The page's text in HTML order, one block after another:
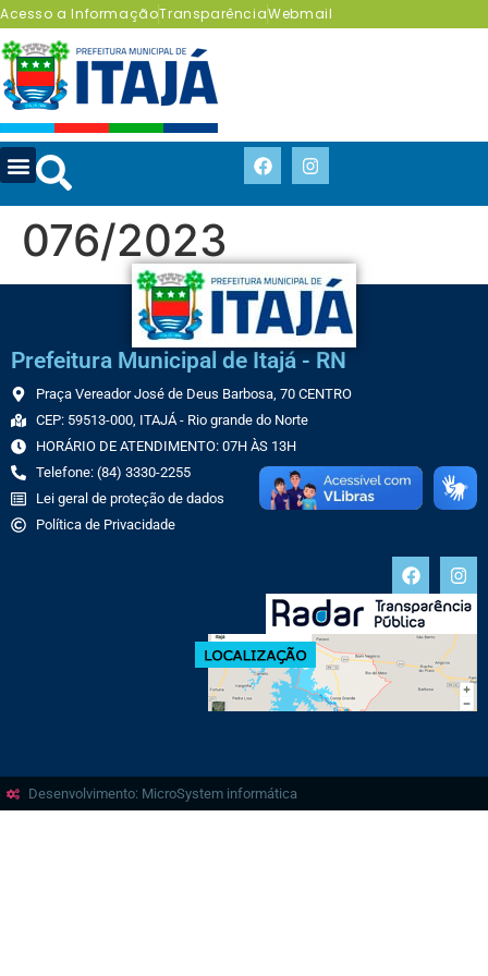
Acesso a InformaçãoTransparênciaWebmail
076/2023
Prefeitura Municipal de Itajá - RN
Praça Vereador José de Deus Barbosa, 70 CENTRO
CEP: 59513-000, ITAJÁ - Rio grande do Norte
HORÁRIO DE ATENDIMENTO: 07H ÀS 13H
Telefone: (84) 3330-2255
Lei geral de proteção de dados
Política de Privacidade
Desenvolvimento: MicroSystem informática